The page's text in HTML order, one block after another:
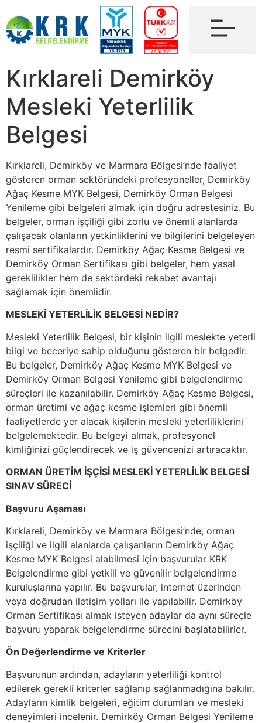
Kırklareli Demirköy
Mesleki Yeterlilik
Belgesi
Kırklareli, Demirköy ve Marmara Bölgesi’nde faaliyet
gösteren orman sektöründeki profesyoneller, Demirköy
Ağaç Kesme MYK Belgesi, Demirköy Orman Belgesi
Yenileme gibi belgeleri almak için doğru adrestesiniz. Bu
belgeler, orman işçiliği gibi zorlu ve önemli alanlarda
çalışacak olanların yetkinliklerini ve bilgilerini belgeleyen
resmi sertifikalardır. Demirköy Ağaç Kesme Belgesi ve
Demirköy Orman Sertifikası gibi belgeler, hem yasal
gereklilikler hem de sektördeki rekabet avantajı
sağlamak için önemlidir.
MESLEKİ YETERLİLİK BELGESİ NEDİR?
Mesleki Yeterlilik Belgesi, bir kişinin ilgili meslekte yeterli
bilgi ve beceriye sahip olduğunu gösteren bir belgedir.
Bu belgeler, Demirköy Ağaç Kesme MYK Belgesi ve
Demirköy Orman Belgesi Yenileme gibi belgelendirme
süreçleri ile kazanılabilir. Demirköy Ağaç Kesme Belgesi,
orman üretimi ve ağaç kesme işlemleri gibi önemli
faaliyetlerde yer alacak kişilerin mesleki yeterliliklerini
belgelemektedir. Bu belgeyi almak, profesyonel
kimliğinizi güçlendirecek ve iş güvencenizi artıracaktır.
ORMAN ÜRETİM İŞÇİSİ MESLEKİ YETERLİLİK BELGESİ
SINAV SÜRECİ
Başvuru Aşaması
Kırklareli, Demirköy ve Marmara Bölgesi’nde, orman
işçiliği ve ilgili alanlarda çalışanların Demirköy Ağaç
Kesme MYK Belgesi alabilmesi için başvurular KRK
Belgelendirme gibi yetkili ve güvenilir belgelendirme
kuruluşlarına yapılır. Bu başvurular, internet üzerinden
veya doğrudan iletişim yolları ile yapılabilir. Demirköy
Orman Sertifikası almak isteyen adaylar da aynı süreçle
başvuru yaparak belgelendirme sürecini başlatabilirler.
Ön Değerlendirme ve Kriterler
Başvurunun ardından, adayların yeterliliği kontrol
edilerek gerekli kriterler sağlanıp sağlanmadığına bakılır.
Adayların kimlik belgeleri, eğitim durumları ve mesleki
deneyimleri incelenir. Demirköy Orman Belgesi Yenileme